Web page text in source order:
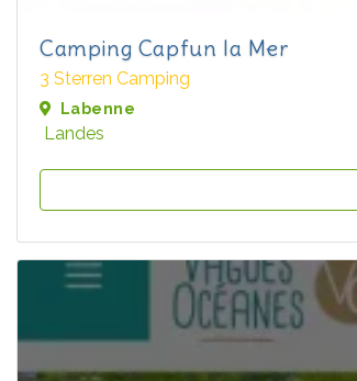
Camping Capfun la Mer
3 Sterren Camping
Labenne
Landes